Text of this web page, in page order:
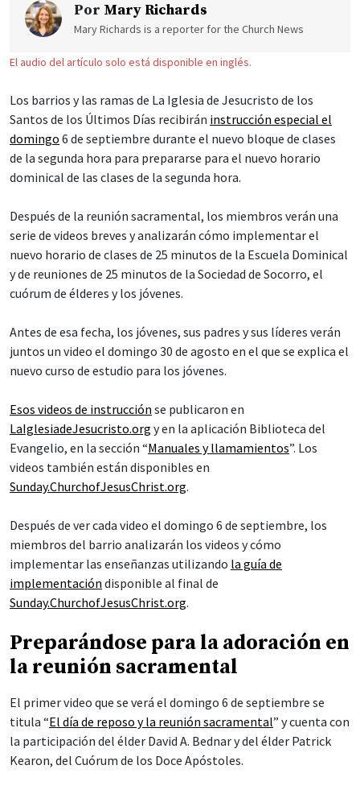
Por Mary Richards
Mary Richards is a reporter for the Church News
El audio del artículo solo está disponible en inglés.
Los barrios y las ramas de La Iglesia de Jesucristo de los
Santos de los Últimos Días recibirán instrucción especial el
domingo 6 de septiembre durante el nuevo bloque de clases
de la segunda hora para prepararse para el nuevo horario
dominical de las clases de la segunda hora.
Después de la reunión sacramental, los miembros verán una
serie de videos breves y analizarán cómo implementar el
nuevo horario de clases de 25 minutos de la Escuela Dominical
y de reuniones de 25 minutos de la Sociedad de Socorro, el
cuórum de élderes y los jóvenes.
Antes de esa fecha, los jóvenes, sus padres y sus líderes verán
juntos un video el domingo 30 de agosto en el que se explica el
nuevo curso de estudio para los jóvenes.
Esos videos de instrucción se publicaron en
LaIglesiadeJesucristo.org y en la aplicación Biblioteca del
Evangelio, en la sección “Manuales y llamamientos”. Los
videos también están disponibles en
Sunday.ChurchofJesusChrist.org.
Después de ver cada video el domingo 6 de septiembre, los
miembros del barrio analizarán los videos y cómo
implementar las enseñanzas utilizando la guía de
implementación disponible al final de
Sunday.ChurchofJesusChrist.org.
Preparándose para la adoración en
la reunión sacramental
El primer video que se verá el domingo 6 de septiembre se
titula “El día de reposo y la reunión sacramental” y cuenta con
la participación del élder David A. Bednar y del élder Patrick
Kearon, del Cuórum de los Doce Apóstoles.